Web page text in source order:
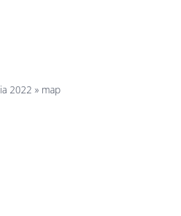
2022 » map